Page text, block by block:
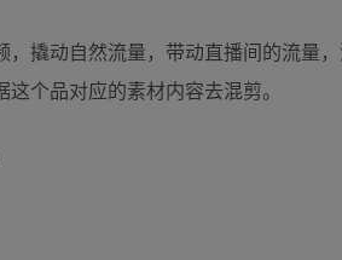
撬动自然流量，带动直播间的流量
个品对应的素材内容去混剪。